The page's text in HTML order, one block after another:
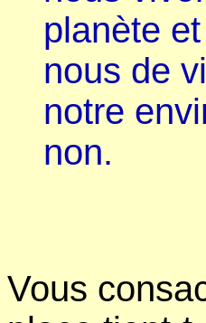
planète
nous de
notre
non.
Vous